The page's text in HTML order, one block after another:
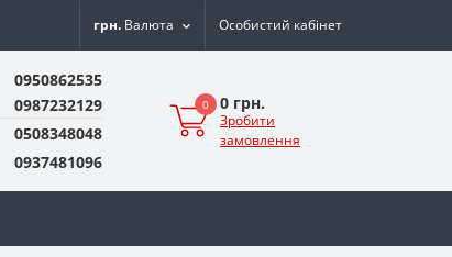
грн. Валюта Особистий кабінет
0950862535
0987232129
0508348048
0937481096
0 0 грн.
Зробити
замовлення